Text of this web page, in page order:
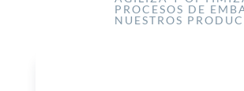
PROCESOS DE
NUESTROS